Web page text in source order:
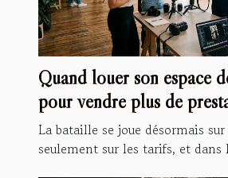
Quand louer son espace
pour vendre plus de
spécialisées
La bataille se joue désormais sur
seulement sur les tarifs, et dans